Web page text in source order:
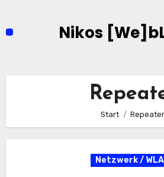
Nikos
Start Repeater
Netzwerk /